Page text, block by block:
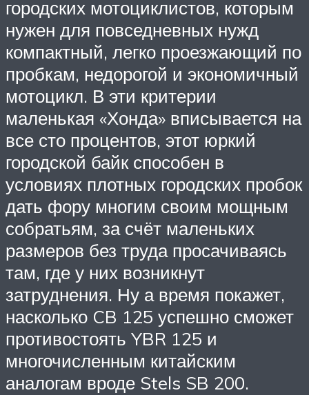
городских мотоциклистов, которым
нужен для повседневных нужд
компактный, легко проезжающий по
пробкам, недорогой и экономичный
мотоцикл. В эти критерии
маленькая «Хонда» вписывается на
все сто процентов, этот юркий
городской байк способен в
условиях плотных городских пробок
дать фору многим своим мощным
собратьям, за счёт маленьких
размеров без труда просачиваясь
там, где у них возникнут
затруднения. Ну а время покажет,
насколько CB 125 успешно сможет
противостоять YBR 125 и
многочисленным китайским
аналогам вроде Stels SB 200.